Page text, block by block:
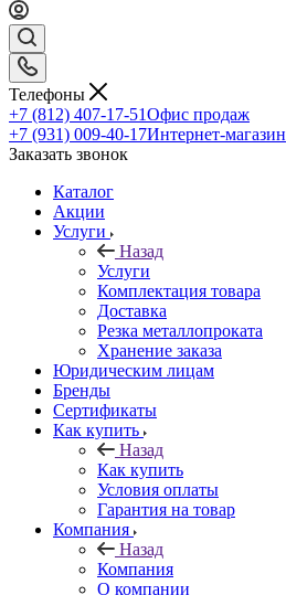
Телефоны
+7 (812) 407-17-51Офис продаж
+7 (931) 009-40-17Интернет-магазин
Заказать звонок
Каталог
Акции
Услуги
Назад
Услуги
Комплектация товара
Доставка
Резка металлопроката
Хранение заказа
Юридическим лицам
Бренды
Сертификаты
Как купить
Назад
Как купить
Условия оплаты
Гарантия на товар
Компания
Назад
Компания
О компании